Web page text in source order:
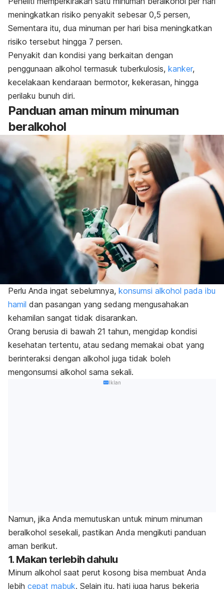
meningkatkan risiko penyakit sebesar 0,5 persen,
Sementara itu, dua minuman per hari bisa meningkatkan
risiko tersebut hingga 7 persen.
Penyakit dan kondisi yang berkaitan dengan
penggunaan alkohol termasuk tuberkulosis, kanker,
kecelakaan kendaraan bermotor, kekerasan, hingga
perilaku bunuh diri.
Panduan aman minum minuman
beralkohol
Perlu Anda ingat sebelumnya, konsumsi alkohol pada ibu
hamil dan pasangan yang sedang mengusahakan
kehamilan sangat tidak disarankan.
Orang berusia di bawah 21 tahun, mengidap kondisi
kesehatan tertentu, atau sedang memakai obat yang
berinteraksi dengan alkohol juga tidak boleh
mengonsumsi alkohol sama sekali.
Iklan
Namun, jika Anda memutuskan untuk minum minuman
beralkohol sesekali, pastikan Anda mengikuti panduan
aman berikut.
1. Makan terlebih dahulu
Minum alkohol saat perut kosong bisa membuat Anda
lebih cepat mabuk. Selain itu, hati juga harus bekerja